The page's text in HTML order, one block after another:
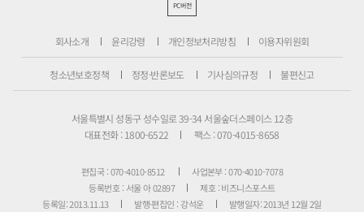
PC버전
회사소개 윤리강령 개인정보처리방침 이용자위원회
청소년보호정책 정정·반론보도 기사심의규정 불편신고
서울특별시 성동구 성수일로 39-34 서울숲더스페이스 12층
대표전화 : 1800-6522
팩스 : 070-4015-8658
편집국 : 070-4010-8512
사업본부 : 070-4010-7078
등록번호 : 서울 아 02897
제호 : 비즈니스포스트
등록일: 2013.11.13
발행·편집인 : 강석운 발행일자: 2013년 12월 2일